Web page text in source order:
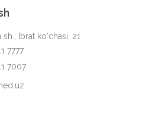
Ibrat ko‘chasi, 21
7777
7007